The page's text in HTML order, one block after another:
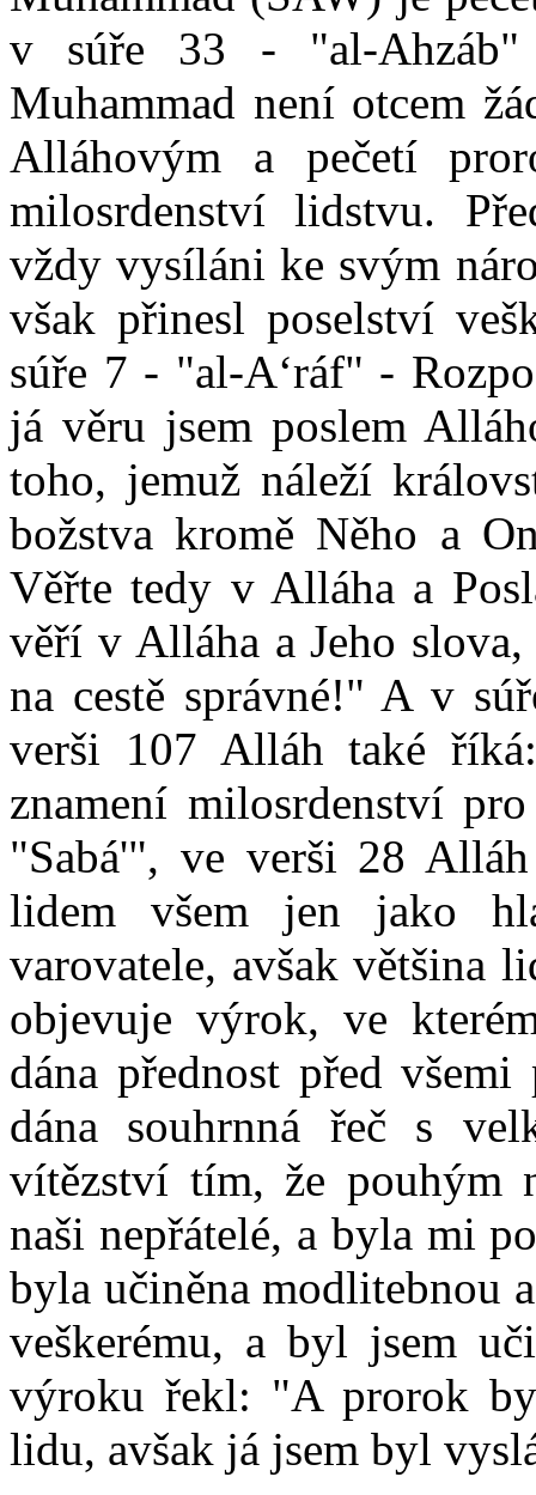
v súře 33 - "al-
Muhammad není otcem
Alláhovým a pečetí
milosrdenství lidstvu.
vždy vysíláni ke svým
však přinesl poselství
súře 7 - "al-A‘ráf" -
já věru jsem poslem
toho, jemuž náleží
božstva kromě Něho a
Věřte tedy v Alláha a
věří v Alláha a Jeho
na cestě správné!" A v
verši 107 Alláh také
znamení milosrdenství
"Sabá'", ve verši 28
lidem všem jen jako
varovatele, avšak většina
objevuje výrok, ve
dána přednost před
dána souhrnná řeč s
vítězství tím, že pouhým
naši nepřátelé, a byla mi
byla učiněna modlitebnou
veškerému, a byl jsem
výroku řekl: "A prorok
lidu, avšak já jsem byl